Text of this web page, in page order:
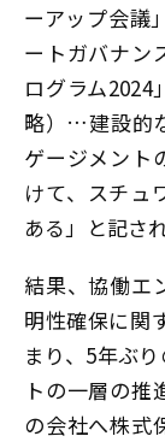
ーアップ会議
ートガバナン
ログラム
略）…建設的
ゲージメント
けて、スチュ
ある」と記さ
結果、協働エ
明性確保に関
まり、5年ぶ
トの一層の推
の会社へ株式